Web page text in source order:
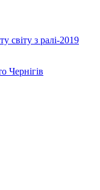
світу з ралі-2019